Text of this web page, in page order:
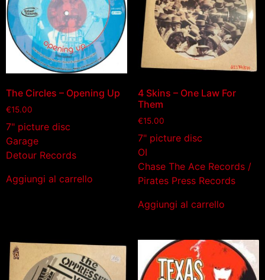
The Circles – Opening Up
€15.00
7" picture disc
Garage
Detour Records
Aggiungi al carrello
4 Skins – One Law For
Them
€15.00
7" picture disc
OI
Chase The Ace Records /
Pirates Press Records
Aggiungi al carrello